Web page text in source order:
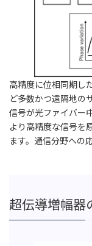
高精度に位相同期し
ど多数かつ遠隔地の
信号が光ファイバー
より高精度な信号を
ます。通信分野への
超伝導増幅器